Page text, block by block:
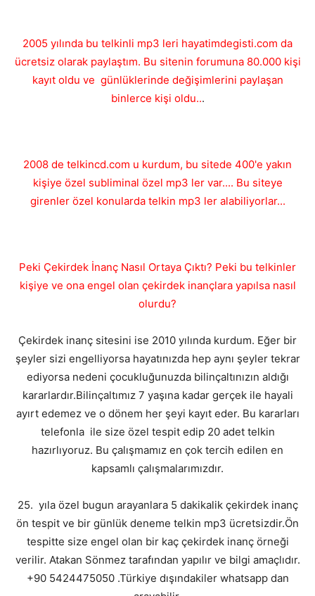
2005 yılında bu telkinli mp3 leri hayatimdegisti.com da
ücretsiz olarak paylaştım. Bu sitenin forumuna 80.000 kişi
kayıt oldu ve günlüklerinde değişimlerini paylaşan
binlerce kişi oldu...
2008 de telkincd.com u kurdum, bu sitede 400'e yakın
kişiye özel subliminal özel mp3 ler var.... Bu siteye
girenler özel konularda telkin mp3 ler alabiliyorlar...
Peki Çekirdek İnanç Nasıl Ortaya Çıktı? Peki bu telkinler
kişiye ve ona engel olan çekirdek inançlara yapılsa nasıl
olurdu?
Çekirdek inanç sitesini ise 2010 yılında kurdum. Eğer bir
şeyler sizi engelliyorsa hayatınızda hep aynı şeyler tekrar
ediyorsa nedeni çocukluğunuzda bilinçaltınızın aldığı
kararlardır.Bilinçaltımız 7 yaşına kadar gerçek ile hayali
ayırt edemez ve o dönem her şeyi kayıt eder. Bu kararları
telefonla ile size özel tespit edip 20 adet telkin
hazırlıyoruz. Bu çalışmamız en çok tercih edilen en
kapsamlı çalışmalarımızdır.
25. yıla özel bugun arayanlara 5 dakikalik çekirdek inanç
ön tespit ve bir günlük deneme telkin mp3 ücretsizdir.Ön
tespitte size engel olan bir kaç çekirdek inanç örneği
verilir. Atakan Sönmez tarafından yapılır ve bilgi amaçlıdır.
+90 5424475050 .Türkiye dışındakiler whatsapp dan